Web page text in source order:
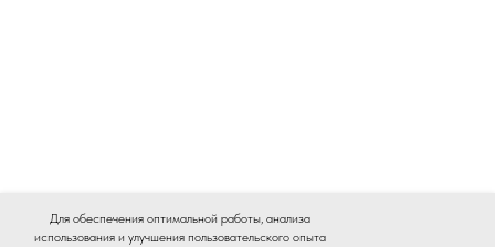
Для обеспечения оптимальной работы, анализа
использования и улучшения пользовательского опыта